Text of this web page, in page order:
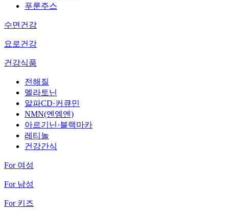
푸룬주스
수면건강
요로건강
건강식품
전해질
멜라토닌
알파CD·커큐민
NMN(엔엠엔)
아르기닌·블랙마카
레티놀
건강간식
For 여성
For 남성
For 키즈